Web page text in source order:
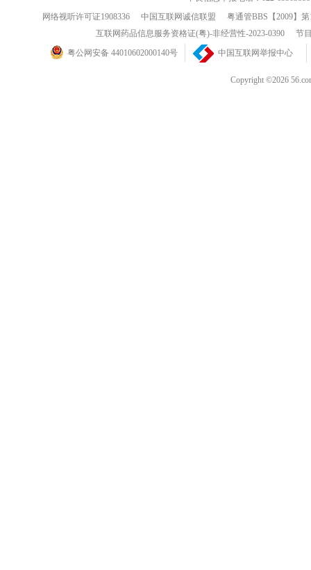
网络视听许可证1908336
中国互联网诚信联盟
粤通管BBS【2009】
互联网药品信息服务资格证(粤)-非经营性-2023-0390
节
粤公网安备 44010602000140号
中国互联网举报中心
Copyright ©2026